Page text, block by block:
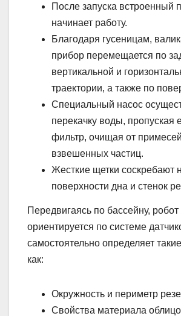
После запуска встроенный
начинает работу.
Благодаря гусеницам,
прибор перемещается по
вертикальной и
траектории, а также по
Специальный насос
перекачку воды, пропуская
фильтр, очищая от
взвешенных частиц.
Жесткие щетки соскребают
поверхности дна и стенок
Передвигаясь по бассейну, робот
ориентируется по системе
самостоятельно определяет
как:
Окружность и периметр
Свойства материала